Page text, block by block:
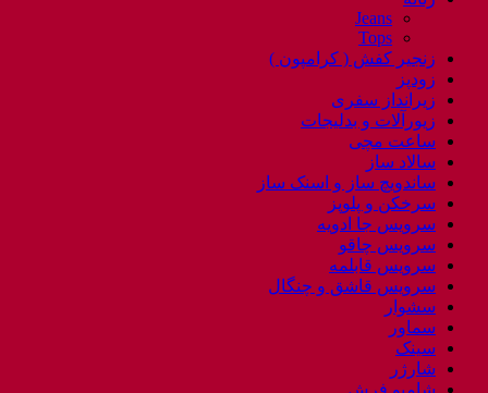
Jeans
Tops
زنجیر کفش ( کرامپون )
زودپز
زیرانداز سفری
زیورآلات و بدلیجات
ساعت مچی
سالاد ساز
ساندویچ ساز و اسنک ساز
سرخکن و پلوپز
سرویس جا ادویه
سرویس چاقو
سرویس قابلمه
سرویس قاشق و چنگال
سشوار
سماور
سینک
شارژر
شامپو فرش